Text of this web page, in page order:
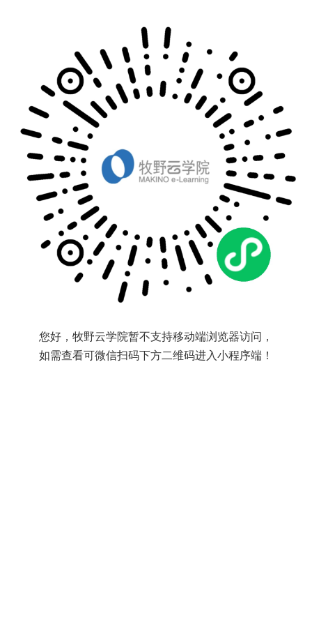
您好，牧野云学院暂不支持移动端浏览器访问，
如需查看可微信扫码下方二维码进入小程序端！